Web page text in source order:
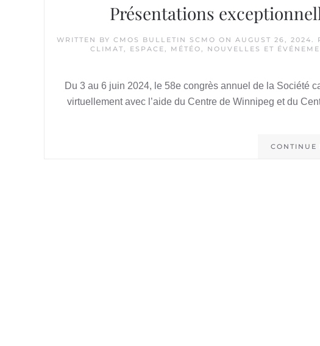
Présentations
WRITTEN BY CMOS BULLETIN SCMO ON AUGUST 26, 2024.
CLIMAT, ESPACE, MÉTÉO, NOUVELLES ET
Du 3 au 6 juin 2024, le 58e congrès annuel de la Société
virtuellement avec l’aide du Centre de Winnipeg et du
CONTINUE